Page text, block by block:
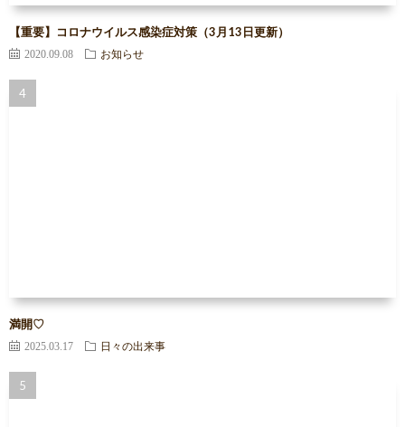
【重要】コロナウイルス感染症対策（3月13日更新）
2020.09.08 お知らせ
満開♡
2025.03.17 日々の出来事